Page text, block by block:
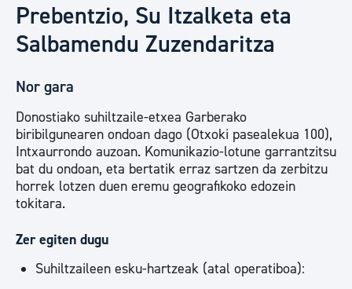
Prebentzio, Su Itzalketa eta
Salbamendu Zuzendaritza
Nor gara
Donostiako suhiltzaile-etxea Garberako
biribilgunearen ondoan dago (Otxoki pasealekua 100),
Intxaurrondo auzoan. Komunikazio-lotune garrantzitsu
bat du ondoan, eta bertatik erraz sartzen da zerbitzu
horrek lotzen duen eremu geografikoko edozein
tokitara.
Zer egiten dugu
Suhiltzaileen esku-hartzeak (atal operatiboa):